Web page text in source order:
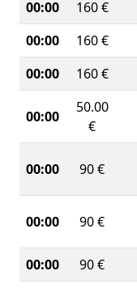
00:00 160 €
00:00
160 €
00:00
160 €
00:00
50.00
€
00:00 90 €
00:00 90 €
00:00 90 €